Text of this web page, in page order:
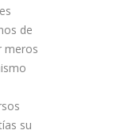
de
meros
su